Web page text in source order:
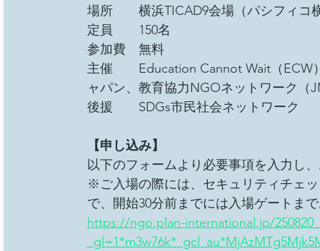
場所　　横浜TICAD9会場（パシフィコ
定員　　150名
参加費　無料
主催　　Education Cannot Wait（
ャパン、教育協力NGOネットワーク（
後援　　SDGs市民社会ネットワーク
【申し込み】
以下のフォームより必要事項を入力し
※ご入場の際には、セキュリティチェ
で、開始30分前までには入場ゲートま
https://ngo.plan-international.jp/